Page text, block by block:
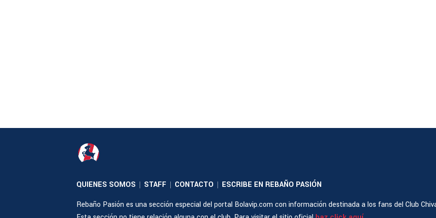
QUIENES SOMOS | STAFF | CONTACTO | ESCRIBE EN REBAÑO PASIÓN
Rebaño Pasión es una sección especial del portal Bolavip.com con información destinada a los fans del Club